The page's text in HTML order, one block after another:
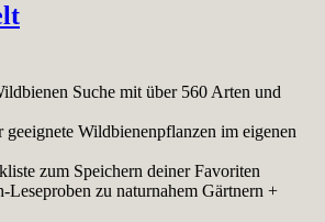
Suche mit über 560 Arten und
Wildbienenpflanzen im eigenen
zum Speichern deiner Favoriten
Leseproben zu naturnahem Gärtnern +